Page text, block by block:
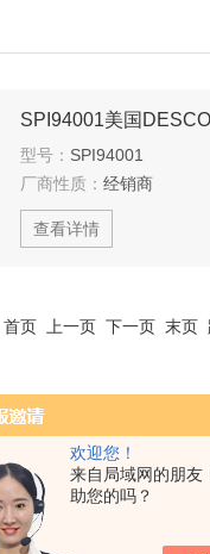
欢迎您！
来自局域网的朋友
助您的吗？
型号： SPI94001
厂商性质： 经销商
查看详情
首页 上一页 下一页 末页